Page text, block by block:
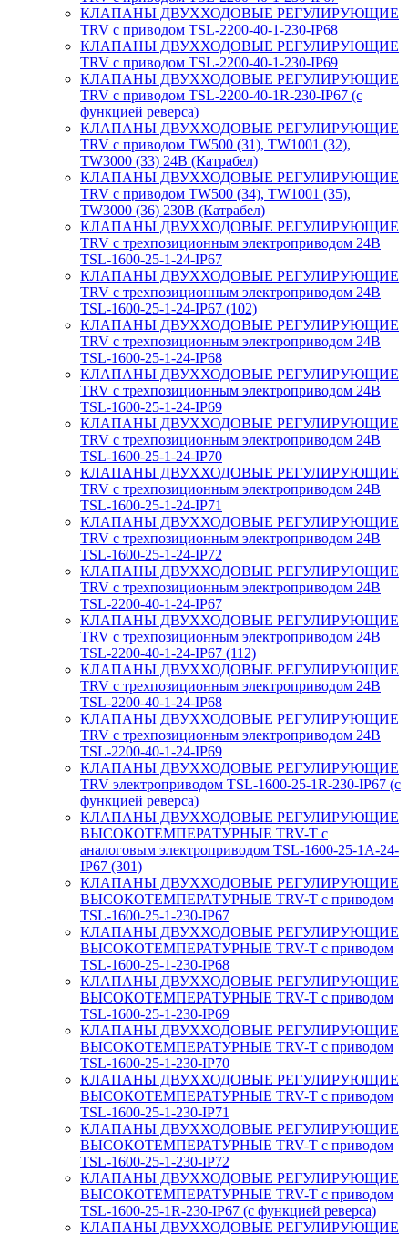
КЛАПАНЫ ДВУХХОДОВЫЕ РЕГУЛИРУЮЩИЕ
TRV с приводом TSL-2200-40-1-230-IP68
КЛАПАНЫ ДВУХХОДОВЫЕ РЕГУЛИРУЮЩИЕ
TRV с приводом TSL-2200-40-1-230-IP69
КЛАПАНЫ ДВУХХОДОВЫЕ РЕГУЛИРУЮЩИЕ
TRV с приводом TSL-2200-40-1R-230-IP67 (с
функцией реверса)
КЛАПАНЫ ДВУХХОДОВЫЕ РЕГУЛИРУЮЩИЕ
TRV с приводом TW500 (31), TW1001 (32),
TW3000 (33) 24В (Катрабел)
КЛАПАНЫ ДВУХХОДОВЫЕ РЕГУЛИРУЮЩИЕ
TRV с приводом TW500 (34), TW1001 (35),
TW3000 (36) 230В (Катрабел)
КЛАПАНЫ ДВУХХОДОВЫЕ РЕГУЛИРУЮЩИЕ
TRV с трехпозиционным электроприводом 24В
TSL-1600-25-1-24-IP67
КЛАПАНЫ ДВУХХОДОВЫЕ РЕГУЛИРУЮЩИЕ
TRV с трехпозиционным электроприводом 24В
TSL-1600-25-1-24-IP67 (102)
КЛАПАНЫ ДВУХХОДОВЫЕ РЕГУЛИРУЮЩИЕ
TRV с трехпозиционным электроприводом 24В
TSL-1600-25-1-24-IP68
КЛАПАНЫ ДВУХХОДОВЫЕ РЕГУЛИРУЮЩИЕ
TRV с трехпозиционным электроприводом 24В
TSL-1600-25-1-24-IP69
КЛАПАНЫ ДВУХХОДОВЫЕ РЕГУЛИРУЮЩИЕ
TRV с трехпозиционным электроприводом 24В
TSL-1600-25-1-24-IP70
КЛАПАНЫ ДВУХХОДОВЫЕ РЕГУЛИРУЮЩИЕ
TRV с трехпозиционным электроприводом 24В
TSL-1600-25-1-24-IP71
КЛАПАНЫ ДВУХХОДОВЫЕ РЕГУЛИРУЮЩИЕ
TRV с трехпозиционным электроприводом 24В
TSL-1600-25-1-24-IP72
КЛАПАНЫ ДВУХХОДОВЫЕ РЕГУЛИРУЮЩИЕ
TRV с трехпозиционным электроприводом 24В
TSL-2200-40-1-24-IP67
КЛАПАНЫ ДВУХХОДОВЫЕ РЕГУЛИРУЮЩИЕ
TRV с трехпозиционным электроприводом 24В
TSL-2200-40-1-24-IP67 (112)
КЛАПАНЫ ДВУХХОДОВЫЕ РЕГУЛИРУЮЩИЕ
TRV с трехпозиционным электроприводом 24В
TSL-2200-40-1-24-IP68
КЛАПАНЫ ДВУХХОДОВЫЕ РЕГУЛИРУЮЩИЕ
TRV с трехпозиционным электроприводом 24В
TSL-2200-40-1-24-IP69
КЛАПАНЫ ДВУХХОДОВЫЕ РЕГУЛИРУЮЩИЕ
TRV электроприводом TSL-1600-25-1R-230-IP67 (с
функцией реверса)
КЛАПАНЫ ДВУХХОДОВЫЕ РЕГУЛИРУЮЩИЕ
ВЫСОКОТЕМПЕРАТУРНЫЕ TRV-T с
аналоговым электроприводом TSL-1600-25-1А-24-
IP67 (301)
КЛАПАНЫ ДВУХХОДОВЫЕ РЕГУЛИРУЮЩИЕ
ВЫСОКОТЕМПЕРАТУРНЫЕ TRV-T с приводом
TSL-1600-25-1-230-IP67
КЛАПАНЫ ДВУХХОДОВЫЕ РЕГУЛИРУЮЩИЕ
ВЫСОКОТЕМПЕРАТУРНЫЕ TRV-T с приводом
TSL-1600-25-1-230-IP68
КЛАПАНЫ ДВУХХОДОВЫЕ РЕГУЛИРУЮЩИЕ
ВЫСОКОТЕМПЕРАТУРНЫЕ TRV-T с приводом
TSL-1600-25-1-230-IP69
КЛАПАНЫ ДВУХХОДОВЫЕ РЕГУЛИРУЮЩИЕ
ВЫСОКОТЕМПЕРАТУРНЫЕ TRV-T с приводом
TSL-1600-25-1-230-IP70
КЛАПАНЫ ДВУХХОДОВЫЕ РЕГУЛИРУЮЩИЕ
ВЫСОКОТЕМПЕРАТУРНЫЕ TRV-T с приводом
TSL-1600-25-1-230-IP71
КЛАПАНЫ ДВУХХОДОВЫЕ РЕГУЛИРУЮЩИЕ
ВЫСОКОТЕМПЕРАТУРНЫЕ TRV-T с приводом
TSL-1600-25-1-230-IP72
КЛАПАНЫ ДВУХХОДОВЫЕ РЕГУЛИРУЮЩИЕ
ВЫСОКОТЕМПЕРАТУРНЫЕ TRV-T с приводом
TSL-1600-25-1R-230-IP67 (с функцией реверса)
КЛАПАНЫ ДВУХХОДОВЫЕ РЕГУЛИРУЮЩИЕ